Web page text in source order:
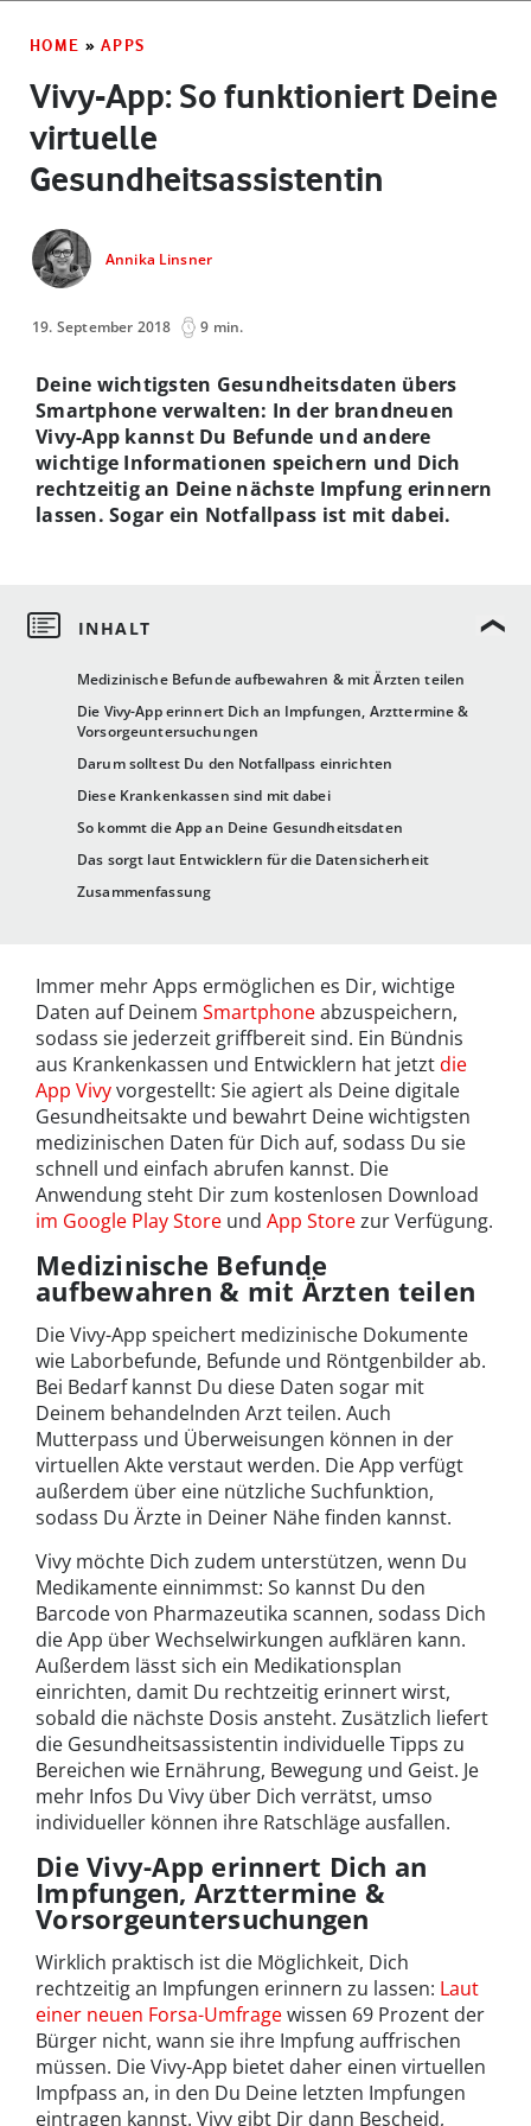
HOME » APPS
Vivy-App: So funktioniert Deine
virtuelle
Gesundheitsassistentin
Annika Linsner
19. September 2018 9 min.
Medizinische Befunde aufbewahren & mit Ärzten teilen
Die Vivy-App erinnert Dich an Impfungen, Arzttermine &
Vorsorgeuntersuchungen
Darum solltest Du den Notfallpass einrichten
Diese Krankenkassen sind mit dabei
So kommt die App an Deine Gesundheitsdaten
Das sorgt laut Entwicklern für die Datensicherheit
Zusammenfassung
Deine wichtigsten Gesundheitsdaten übers
Smartphone verwalten: In der brandneuen
Vivy-App kannst Du Befunde und andere
wichtige Informationen speichern und Dich
rechtzeitig an Deine nächste Impfung erinnern
lassen. Sogar ein Notfallpass ist mit dabei.
Immer mehr Apps ermöglichen es Dir, wichtige
Daten auf Deinem Smartphoneabzuspeichern,
sodass sie jederzeit griffbereit sind. Ein Bündnis
aus Krankenkassen und Entwicklern hat jetztdie
App Vivyvorgestellt: Sie agiert als Deine digitale
Gesundheitsakte und bewahrt Deine wichtigsten
medizinischen Daten für Dich auf, sodass Du sie
schnell und einfach abrufen kannst. Die
Anwendung steht Dir zum kostenlosen Download
im Google Play Store und App Storezur Verfügung.
Medizinische Befunde
aufbewahren & mit Ärzten teilen
Die Vivy-App speichert medizinische Dokumente
wie Laborbefunde, Befunde und Röntgenbilder ab.
Bei Bedarf kannst Du diese Daten sogar mit
Deinem behandelnden Arzt teilen. Auch
Mutterpass und Überweisungen können in der
virtuellen Akte verstaut werden. Die App verfügt
außerdem über eine nützliche Suchfunktion,
sodass Du Ärzte in Deiner Nähe finden kannst.
Vivy möchte Dich zudem unterstützen, wenn Du
Medikamente einnimmst: So kannst Du den
Barcode von Pharmazeutika scannen, sodass Dich
die App über Wechselwirkungen aufklären kann.
Außerdem lässt sich ein Medikationsplan
einrichten, damit Du rechtzeitig erinnert wirst,
sobald die nächste Dosis ansteht. Zusätzlich liefert
die Gesundheitsassistentin individuelle Tipps zu
Bereichen wie Ernährung, Bewegung und Geist. Je
mehr Infos Du Vivy über Dich verrätst, umso
individueller können ihre Ratschläge ausfallen.
Die Vivy-App erinnert Dich an
Impfungen, Arzttermine &
Vorsorgeuntersuchungen
Wirklich praktisch ist die Möglichkeit, Dich
rechtzeitig an Impfungen erinnern zu lassen: Laut
einer neuen Forsa-Umfragewissen 69 Prozent der
Bürger nicht, wann sie ihre Impfung auffrischen
müssen. Die Vivy-App bietet daher einen virtuellen
Impfpass an, in den Du Deine letzten Impfungen
eintragen kannst. Vivy gibt Dir dann Bescheid,